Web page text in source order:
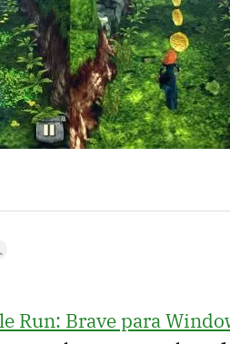
Run: Brave para